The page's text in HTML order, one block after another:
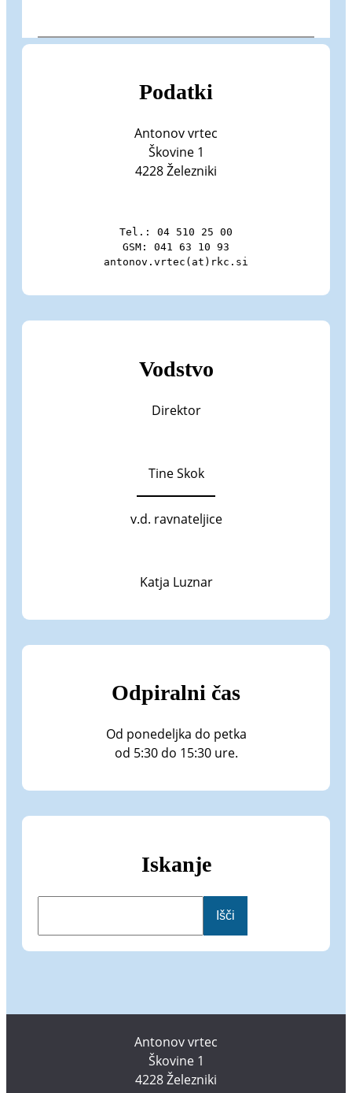
Podatki
Antonov vrtec
Škovine 1
4228 Železniki
Tel.: 04 510 25 00
GSM: 041 63 10 93
antonov.vrtec(at)rkc.si
Vodstvo
Direktor
Tine Skok
v.d. ravnateljice
Katja Luznar
Odpiralni čas
Od ponedeljka do petka
od 5:30 do 15:30 ure.
Iskanje
Išči
Antonov vrtec
Škovine 1
4228 Železniki